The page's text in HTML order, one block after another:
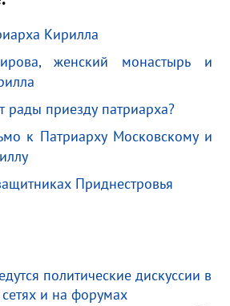
Кирилла
женский монастырь и
рады приезду патриарха?
к Патриарху Московскому и
Приднестровья
политические дискуссии в
и на форумах